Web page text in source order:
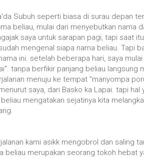
Subuh seperti biasa di surau depan
beliau, mulai dari menyebutkan nama
saya untuk sarapan pagi, tapi saat
mengenal siapa nama beliau. Tapi
ini. setelah beberapa hari, saya
tanpa berfikir panjang beliau langsung
menuju ke tempat "manyompa
saya, dari Basko ka Lapai. tapi
mengatakan sejatinya kita
kami asikk mengobrol dan saling
beliau merupakan seorang tokoh hebat